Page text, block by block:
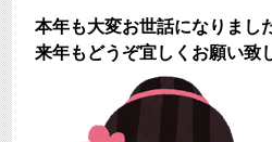
本年も大変お世話になりまし
来年もどうぞ宜しくお願い致